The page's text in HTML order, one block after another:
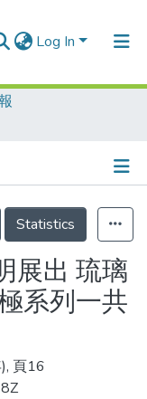
Log In
Statistics
展出 琉璃
系列一共
頁16